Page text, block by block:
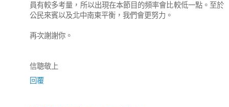
員有較多考量，所以出現在本節目的頻率會比較低一點。至於
公民來賓以及北中南東平衡，我們會更努力。
再次謝謝你。
信聰敬上
回覆